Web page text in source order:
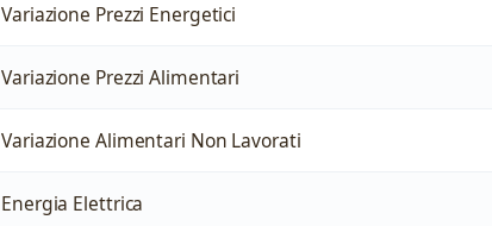
Variazione Prezzi Energetici
Variazione Prezzi Alimentari
Variazione Alimentari Non Lavorati
Energia Elettrica